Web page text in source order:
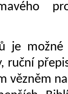
je
ruční
vězněm